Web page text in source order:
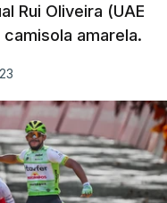
Rui Oliveira (UAE
amarela.